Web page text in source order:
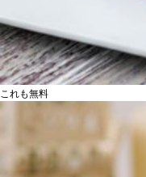
これも無料